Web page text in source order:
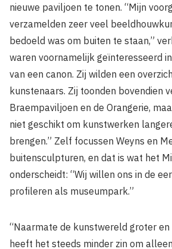
nieuwe paviljoen te tonen. “Mijn
verzamelden zeer veel
bedoeld was om buiten te staan,”
waren voornamelijk geïnteresseerd
van een canon. Zij wilden een
kunstenaars. Zij toonden bovendien
Braempaviljoen en de Orangerie,
niet geschikt om kunstwerken
brengen.” Zelf focussen Weyns en
buitensculpturen, en dat is wat het
onderscheidt: “Wij willen ons in de
profileren als museumpark.”
“Naarmate de kunstwereld groter
heeft het steeds minder zin om